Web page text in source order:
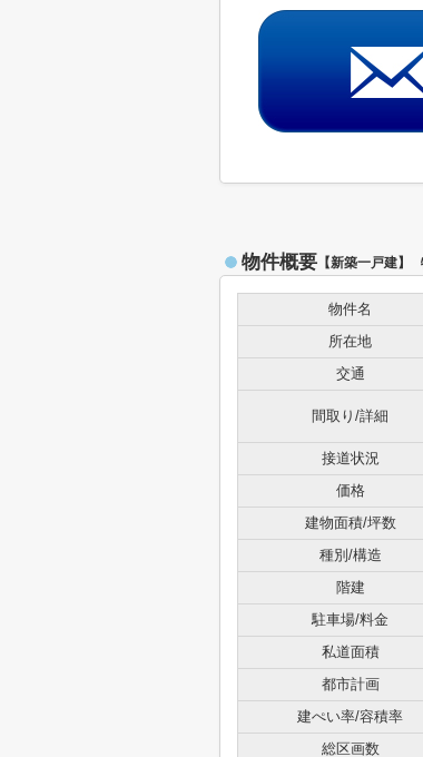
物件概要 【新築一戸建
物件名
所在地
交通
間取り/詳細
接道状況
価格
建物面積/坪数
種別/構造
階建
駐車場/料金
私道面積
都市計画
建ぺい率/容積率
総区画数